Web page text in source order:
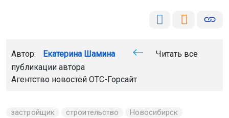
Автор: Екатерина Шамина
Читать все
публикации автора
Агентство новостей ОТС-Горсайт
застройщик строительство Новосибирск